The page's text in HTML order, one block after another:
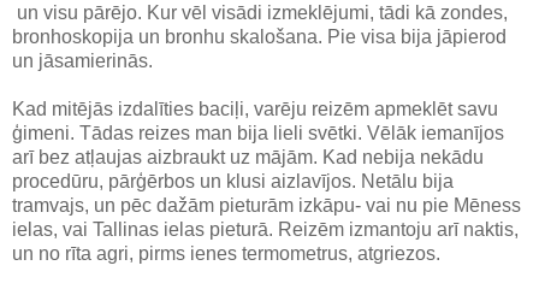
un visu pārējo. Kur vēl visādi izmeklējumi, tādi kā zondes,
bronhoskopija un bronhu skalošana. Pie visa bija jāpierod
un jāsamierinās.
Kad mitējās izdalīties baciļi, varēju reizēm apmeklēt savu
ģimeni. Tādas reizes man bija lieli svētki. Vēlāk iemanījos
arī bez atļaujas aizbraukt uz mājām. Kad nebija nekādu
procedūru, pārģērbos un klusi aizlavījos. Netālu bija
tramvajs, un pēc dažām pieturām izkāpu- vai nu pie Mēness
ielas, vai Tallinas ielas pieturā. Reizēm izmantoju arī naktis,
un no rīta agri, pirms ienes termometrus, atgriezos.